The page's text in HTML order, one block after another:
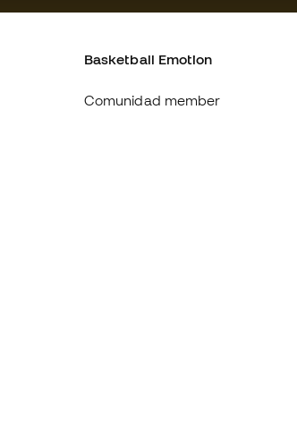
Basketball Emotion
Comunidad member